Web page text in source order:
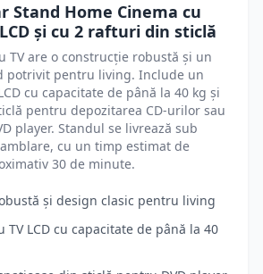
Stand Home Cinema cu
şi cu 2 rafturi din sticlă
TV are o construcție robustă și un
potrivit pentru living. Include un
cu capacitate de până la 40 kg și
pentru depozitarea CD-urilor sau
player. Standul se livrează sub
cu un timp estimat de
30 de minute.
și design clasic pentru living
TV LCD cu capacitate de până la 40